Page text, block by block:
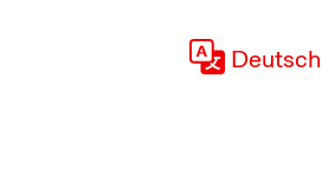
Deutsch